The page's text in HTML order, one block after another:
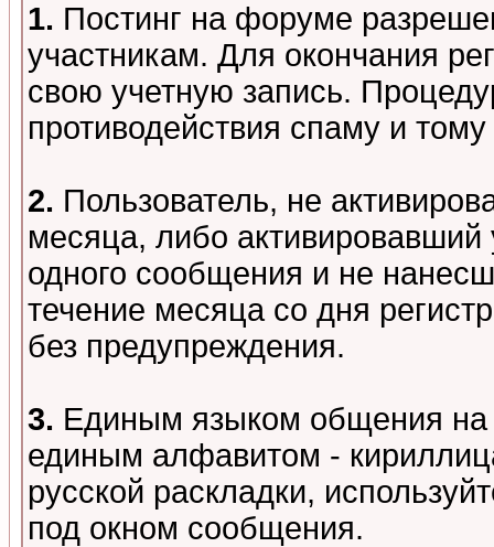
1. Постинг на форуме
участникам. Для окончания
свою учетную запись.
противодействия спаму и
2. Пользователь, не
месяца, либо
одного сообщения и не
течение месяца со дня
без предупреждения.
3. Единым языком общения на
единым алфавитом -
русской раскладки,
под окном сообщения.